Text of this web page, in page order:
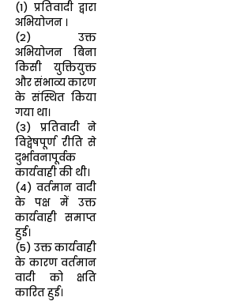
(1) प्रतिवादी द्वारा
अभियोजन ।
(2) उक्त
अभियोजन बिना
किसी युक्तियुक्त
और संभाव्य कारण
के संस्थित किया
गया था।
(3) प्रतिवादी ने
विद्वेषपूर्ण रीति से
दुर्भावनापूर्वक
कार्यवाही की थी।
(4) वर्तमान वादी
के पक्ष में उक्त
कार्यवाही समाप्त
हुई।
(5) उक्त कार्यवाही
के कारण वर्तमान
वादी को क्षति
कारित हुई।